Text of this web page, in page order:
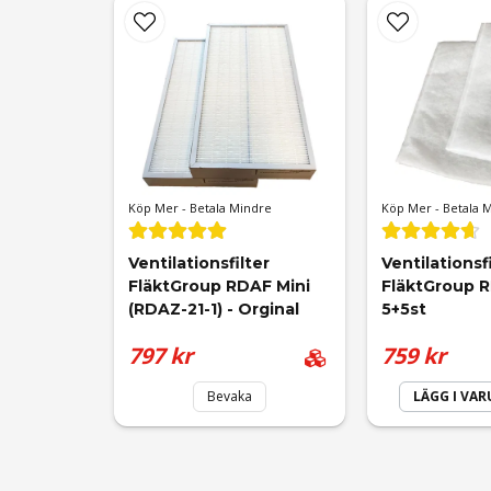
Ja, ni får publicera min fråga
Patrik
för 1 månad sedan
Fungerar utmärkt till mina RDKR
Bo
för 1 år sedan
Mycke bra
Köp Mer - Betala Mindre
Ventilationsfilter
FläktGroup RDAF Mini
(RDAZ-21-1) - Orginal
797 kr
Bevaka
Köp Mer - Betala
FläktGroup
5+5st
759 kr
LÄGG I